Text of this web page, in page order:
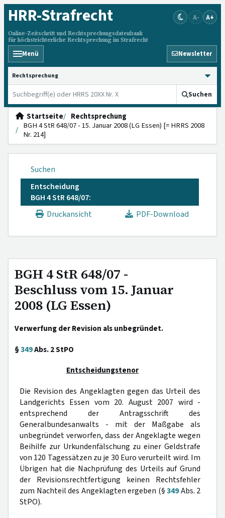
HRR-Strafrecht
Online-Zeitschrift und Rechtsprechungsdatenbank
für höchstrichterliche Rechtsprechung im Strafrecht
A- A+
Menü Newsletter
HRRS durchsuchen
Suchen
Startseite
Rechtsprechung
BGH 4 StR 648/07 - 15. Januar 2008 (LG Essen) [= HRRS 2008
Nr. 214]
Suchen
Entscheidung
BGH 4 StR 648/07:
Druckansicht
PDF-Download
BGH 4 StR 648/07 -
Beschluss vom 15. Januar
2008 (LG Essen)
Verwerfung der Revision als unbegründet.
§349Abs. 2 StPO
Entscheidungstenor
Die Revision des Angeklagten gegen das Urteil des
Landgerichts Essen vom 20. August 2007 wird -
entsprechend der Antragsschrift des
Generalbundesanwalts - mit der Maßgabe als
unbegründet verworfen, dass der Angeklagte wegen
Beihilfe zur Urkundenfälschung zu einer Geldstrafe
von 120 Tagessätzen zu je 30 Euro verurteilt wird. Im
Übrigen hat die Nachprüfung des Urteils auf Grund
der Revisionsrechtfertigung keinen Rechtsfehler
zum Nachteil des Angeklagten ergeben (§349Abs. 2
StPO).